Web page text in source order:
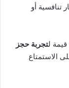
تنافسية أو
لتجربة حجز
الاستمتاع